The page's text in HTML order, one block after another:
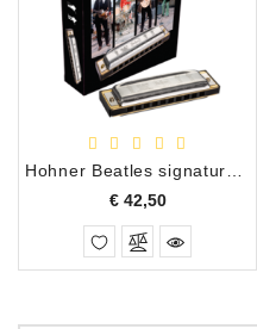
€ 42,50Prijs